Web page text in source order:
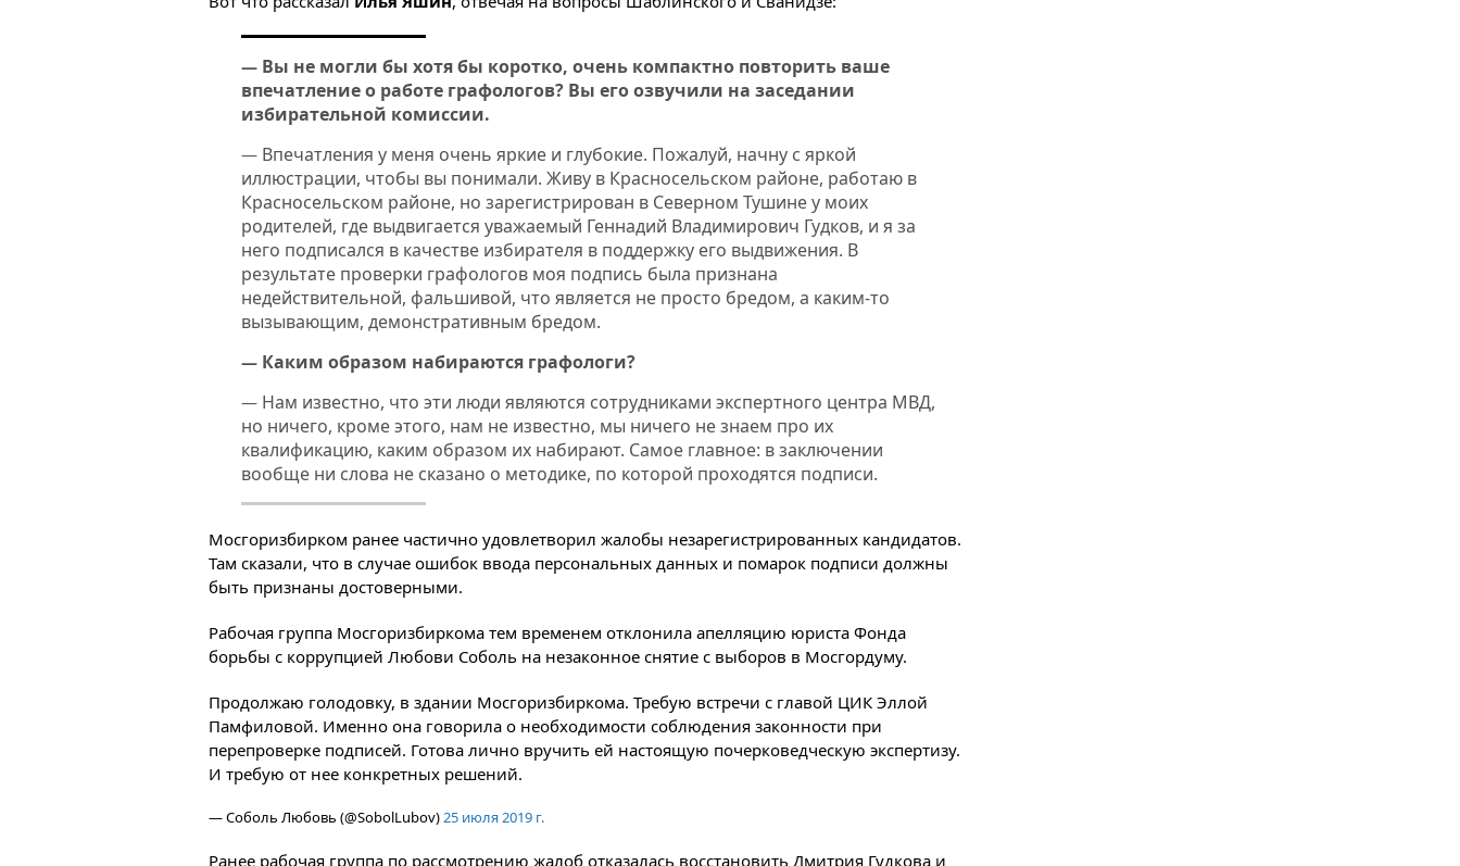
стали абсолютными
вчера, 18:39 Два человека
погибли в результате удара
вчера, 18:25 Беспилотник
атаковал турецкий сухогруз у
побережья Новороссийска
вчера, 18:18Товарооборот
Китая и России вырос в этом
году более чем на четверть
вчера, 17:55Мужчина получил
авиакомпании США обязали
проверить самолеты Boeing на
наличие трещин
вчера, 17:35 В Казани
пятилетний ребенок погиб при
вчера, 17:17Bloomberg:
вчера, 17:00Сняты
ограничения на полеты в
аэропорту Геленджика
вчера, 16:50В Братиславе
загорелся крупнейший НПЗ
Slovnaft
— Вы не могли бы хотя бы коротко, очень компактно повторить ваше
впечатление о работе графологов? Вы его озвучили на заседании
избирательной комиссии.
— Впечатления у меня очень яркие и глубокие. Пожалуй, начну с яркой
иллюстрации, чтобы вы понимали. Живу в Красносельском районе, работаю в
Красносельском районе, но зарегистрирован в Северном Тушине у моих
родителей, где выдвигается уважаемый Геннадий Владимирович Гудков, и я за
него подписался в качестве избирателя в поддержку его выдвижения. В
результате проверки графологов моя подпись была признана
недействительной, фальшивой, что является не просто бредом, а каким-то
вызывающим, демонстративным бредом.
— Каким образом набираются графологи?
— Нам известно, что эти люди являются сотрудниками экспертного центра МВД,
но ничего, кроме этого, нам не известно, мы ничего не знаем про их
квалификацию, каким образом их набирают. Самое главное: в заключении
вообще ни слова не сказано о методике, по которой проходятся подписи.
Мосгоризбирком ранее частично удовлетворил жалобы незарегистрированных кандидатов.
Там сказали, что в случае ошибок ввода персональных данных и помарок подписи должны
быть признаны достоверными.
Рабочая группа Мосгоризбиркома тем временем отклонила апелляцию юриста Фонда
борьбы с коррупцией Любови Соболь на незаконное снятие с выборов в Мосгордуму.
Продолжаю голодовку, в здании Мосгоризбиркома. Требую встречи с главой ЦИК Эллой
Памфиловой. Именно она говорила о необходимости соблюдения законности при
перепроверке подписей. Готова лично вручить ей настоящую почерковедческую экспертизу.
И требую от нее конкретных решений.
— Соболь Любовь (@SobolLubov) 25 июля 2019 г.
Ранее рабочая группа по рассмотрению жалоб отказалась восстановить Дмитрия Гудкова и